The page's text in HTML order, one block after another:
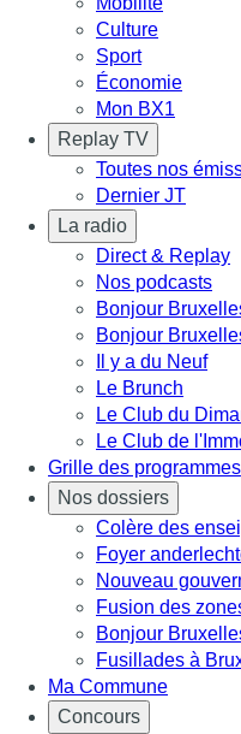
Culture
Sport
Économie
Mon BX1
Replay TV
Toutes nos
Dernier JT
La radio
Direct & Replay
Nos podcasts
Bonjour
Bonjour
Il y a du Neuf
Le Brunch
Le Club du
Le Club de
Grille des programmes
Nos dossiers
Colère des
Foyer
Nouveau
Fusion des
Bonjour
Fusillades à
Ma Commune
Concours